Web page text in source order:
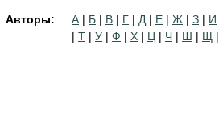
Авторы: А | Б | В | Г | Д | Е | Ж | З | И
| Т | У | Ф | Х | Ц | Ч | Ш | Щ |